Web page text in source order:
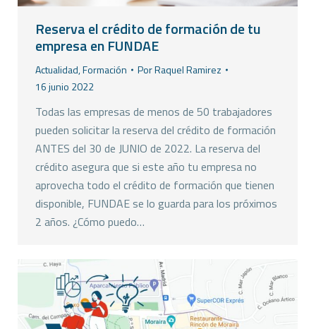
Reserva el crédito de formación de tu
empresa en FUNDAE
Actualidad,Formación PorRaquel Ramirez
16 junio 2022
Todas las empresas de menos de 50 trabajadores
pueden solicitar la reserva del crédito de formación
ANTES del 30 de JUNIO de 2022. La reserva del
crédito asegura que si este año tu empresa no
aprovecha todo el crédito de formación que tienen
disponible, FUNDAE se lo guarda para los próximos
2 años. ¿Cómo puedo…